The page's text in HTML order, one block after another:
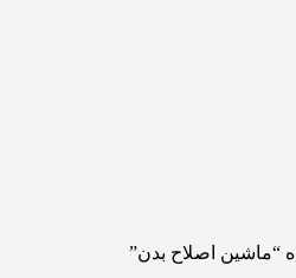
اصلاح بدن”